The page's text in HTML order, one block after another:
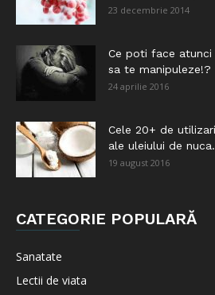
23 decembrie 2014
Ce poti face atunci
sa te manipuleze!?
24 aprilie 2016
Cele 20+ de
ale uleiului de
19 august 2016
CATEGORIE POPULARĂ
Sanatate
Lectii de viata